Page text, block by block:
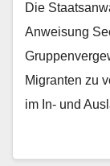
Die
Anweisung
Migranten zu
im In- und